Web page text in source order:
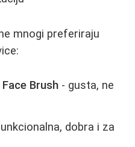
mnogi preferiraju
Brush - gusta, ne
dobra i za